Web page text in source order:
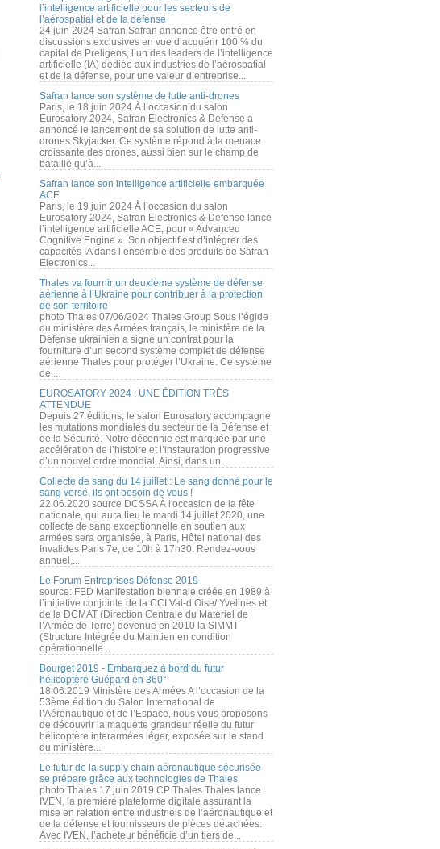
l’intelligence artificielle pour les secteurs de
l’aérospatial et de la défense
24 juin 2024 Safran Safran annonce être entré en
discussions exclusives en vue d’acquérir 100 % du
capital de Preligens, l’un des leaders de l’intelligence
artificielle (IA) dédiée aux industries de l’aérospatial
et de la défense, pour une valeur d’entreprise...
Safran lance son système de lutte anti-drones
Paris, le 18 juin 2024 À l’occasion du salon
Eurosatory 2024, Safran Electronics & Defense a
annoncé le lancement de sa solution de lutte anti-
drones Skyjacker. Ce système répond à la menace
croissante des drones, aussi bien sur le champ de
bataille qu’à...
Safran lance son intelligence artificielle embarquée
ACE
Paris, le 19 juin 2024 À l’occasion du salon
Eurosatory 2024, Safran Electronics & Defense lance
l’intelligence artificielle ACE, pour « Advanced
Cognitive Engine ». Son objectif est d’intégrer des
capacités IA dans l’ensemble des produits de Safran
Electronics...
Thales va fournir un deuxième système de défense
aérienne à l’Ukraine pour contribuer à la protection
de son territoire
photo Thales 07/06/2024 Thales Group Sous l’égide
du ministère des Armées français, le ministère de la
Défense ukrainien a signé un contrat pour la
fourniture d’un second système complet de défense
aérienne Thales pour protéger l’Ukraine. Ce système
de...
EUROSATORY 2024 : UNE ÉDITION TRÈS
ATTENDUE
Depuis 27 éditions, le salon Eurosatory accompagne
les mutations mondiales du secteur de la Défense et
de la Sécurité. Notre décennie est marquée par une
accélération de l’histoire et l’instauration progressive
d’un nouvel ordre mondial. Ainsi, dans un...
Collecte de sang du 14 juillet : Le sang donné pour le
sang versé, ils ont besoin de vous !
22.06.2020 source DCSSA À l'occasion de la fête
nationale, qui aura lieu le mardi 14 juillet 2020, une
collecte de sang exceptionnelle en soutien aux
armées sera organisée, à Paris, Hôtel national des
Invalides Paris 7e, de 10h à 17h30. Rendez-vous
annuel,...
Le Forum Entreprises Défense 2019
source: FED Manifestation biennale créée en 1989 à
l’initiative conjointe de la CCI Val-d’Oise/ Yvelines et
de la DCMAT (Direction Centrale du Matériel de
l’Armée de Terre) devenue en 2010 la SIMMT
(Structure Intégrée du Maintien en condition
opérationnelle...
Bourget 2019 - Embarquez à bord du futur
hélicoptère Guépard en 360°
18.06.2019 Ministère des Armées A l’occasion de la
53ème édition du Salon International de
l’Aéronautique et de l’Espace, nous vous proposons
de découvrir la maquette grandeur réelle du futur
hélicoptère interarmées léger, exposée sur le stand
du ministère...
Le futur de la supply chain aéronautique sécurisée
se prépare grâce aux technologies de Thales
photo Thales 17 juin 2019 CP Thales Thales lance
IVEN, la première plateforme digitale assurant la
mise en relation entre industriels de l’aéronautique et
de la défense et fournisseurs de pièces détachées.
Avec IVEN, l’acheteur bénéficie d’un tiers de...